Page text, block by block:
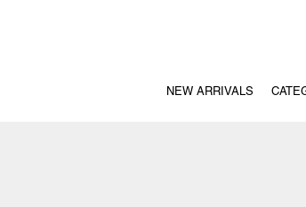
NEW ARRIVALS